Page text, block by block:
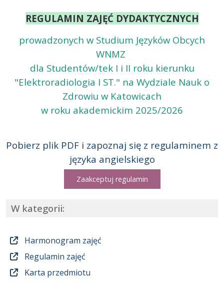
REGULAMIN ZAJĘĆ DYDAKTYCZNYCH
prowadzonych w Studium Języków Obcych
WNMZ
dla Studentów/tek I i II roku kierunku
"Elektroradiologia I ST." na Wydziale Nauk o
Zdrowiu w Katowicach
w roku akademickim 2025/2026
Pobierz plik PDF i zapoznaj się z regulaminem z
języka angielskiego
Zaakceptuj regulamin
W kategorii:
Harmonogram zajęć
Regulamin zajęć
Karta przedmiotu